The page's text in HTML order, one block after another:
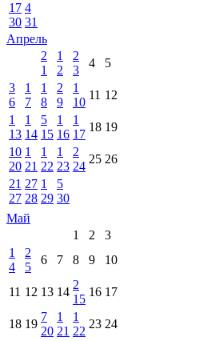
17
30
4
31
Апрель
2
1
1
2
2
3
4
5
3
6
1
7
1
8
2
9
1
10
11 12
1
13
1
14
5
15
1
16
1
17
18 19
10
20
1
21
1
22
1
23
2
24
25 26
21
27
27
28
1
29
5
30
Май
1
2
3
1
4
2
5
6 7 8 9 10
11 12 13 14
2
15
16 17
18 19
7
20
1
21
1
22
23 24